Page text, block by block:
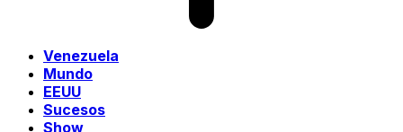
Venezuela
Mundo
EEUU
Sucesos
Show